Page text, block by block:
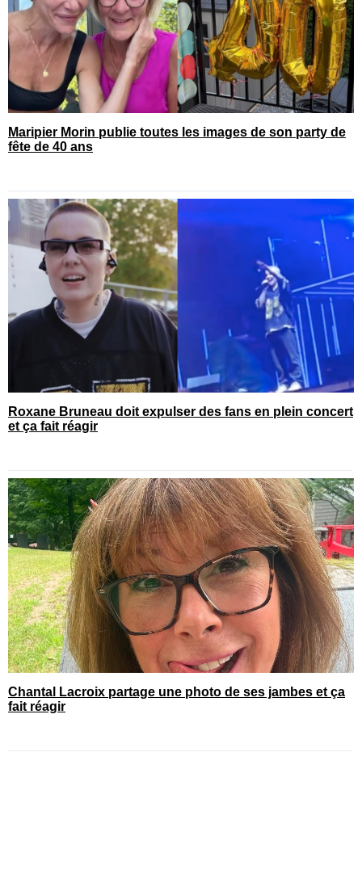
Maripier Morin publie toutes les images de son party de
fête de 40 ans
Roxane Bruneau doit expulser des fans en plein concert
et ça fait réagir
Chantal Lacroix partage une photo de ses jambes et ça
fait réagir